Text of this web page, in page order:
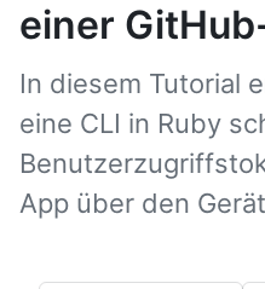
einer
In diesem Tutorial
eine CLI in Ruby
App über den